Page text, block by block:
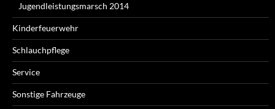
Jugendleistungsmarsch 2014
Kinderfeuerwehr
Schlauchpflege
Service
Sonstige Fahrzeuge